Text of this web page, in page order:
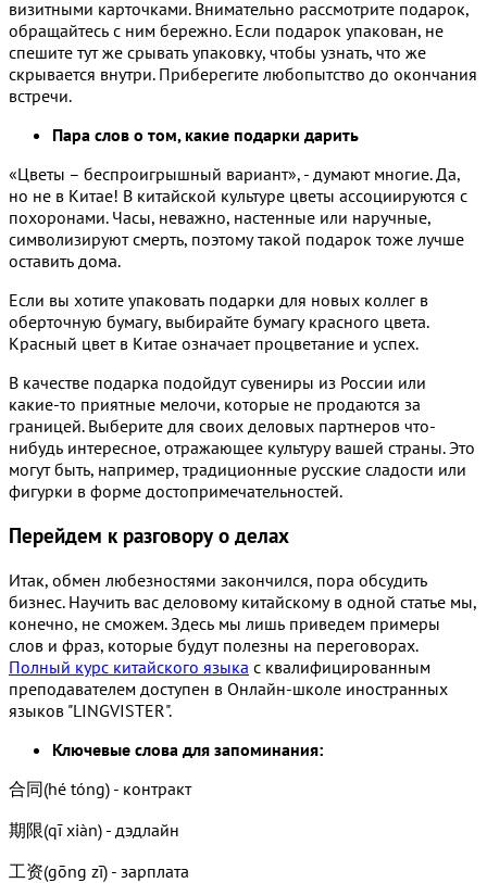
визитными карточками. Внимательно рассмотрите подарок,
обращайтесь с ним бережно. Если подарок упакован, не
спешите тут же срывать упаковку, чтобы узнать, что же
скрывается внутри. Приберегите любопытство до окончания
встречи.
Пара слов о том, какие подарки дарить
«Цветы – беспроигрышный вариант», - думают многие. Да,
но не в Китае! В китайской культуре цветы ассоциируются с
похоронами. Часы, неважно, настенные или наручные,
символизируют смерть, поэтому такой подарок тоже лучше
оставить дома.
Если вы хотите упаковать подарки для новых коллег в
оберточную бумагу, выбирайте бумагу красного цвета.
Красный цвет в Китае означает процветание и успех.
В качестве подарка подойдут сувениры из России или
какие-то приятные мелочи, которые не продаются за
границей. Выберите для своих деловых партнеров что-
нибудь интересное, отражающее культуру вашей страны. Это
могут быть, например, традиционные русские сладости или
фигурки в форме достопримечательностей.
Перейдем к разговору о делах
Итак, обмен любезностями закончился, пора обсудить
бизнес. Научить вас деловому китайскому в одной статье мы,
конечно, не сможем. Здесь мы лишь приведем примеры
слов и фраз, которые будут полезны на переговорах.
Полный курс китайского языка с квалифицированным
преподавателем доступен в Онлайн-школе иностранных
языков "LINGVISTER".
Ключевые слова для запоминания:
合同(hé tóng) - контракт
期限(qī xiàn) - дэдлайн
工资(gōng zī) - зарплата